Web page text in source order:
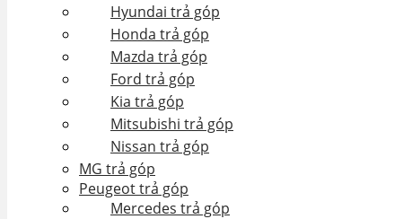
Hyundai trả góp
Honda trả góp
Mazda trả góp
Ford trả góp
Kia trả góp
Mitsubishi trả góp
Nissan trả góp
MG trả góp
Peugeot trả góp
Mercedes trả góp